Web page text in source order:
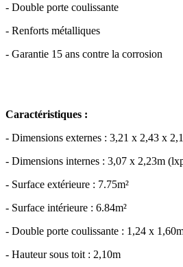
- Double porte coulissante
- Renforts métalliques
- Garantie 15 ans contre la corrosion
Caractéristiques :
- Dimensions externes : 3,21 x 2,43 x
- Dimensions internes : 3,07 x 2,23m
- Surface extérieure : 7.75m²
- Surface intérieure : 6.84m²
- Double porte coulissante : 1,24 x
- Hauteur sous toit : 2,10m